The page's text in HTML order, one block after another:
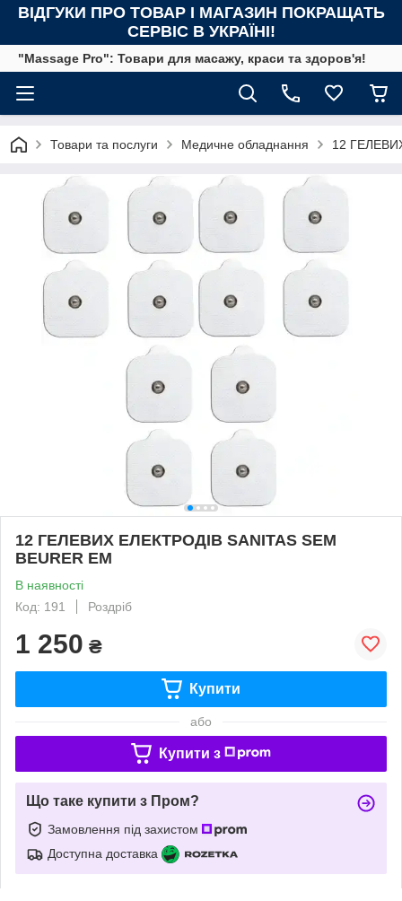
ВІДГУКИ ПРО ТОВАР І МАГАЗИН ПОКРАЩАТЬ
СЕРВІС В УКРАЇНІ!
"Massage Pro": Товари для масажу, краси та здоров'я!
Товари та послуги Медичне обладнання 12
12 ГЕЛЕВИХ ЕЛЕКТРОДІВ SANITAS SEM
BEURER EM
В наявності
Код: 191
Роздріб
1 250 ₴
Купити
або
Купити з
Що таке купити з Пром?
Замовлення під захистом
Доступна доставка